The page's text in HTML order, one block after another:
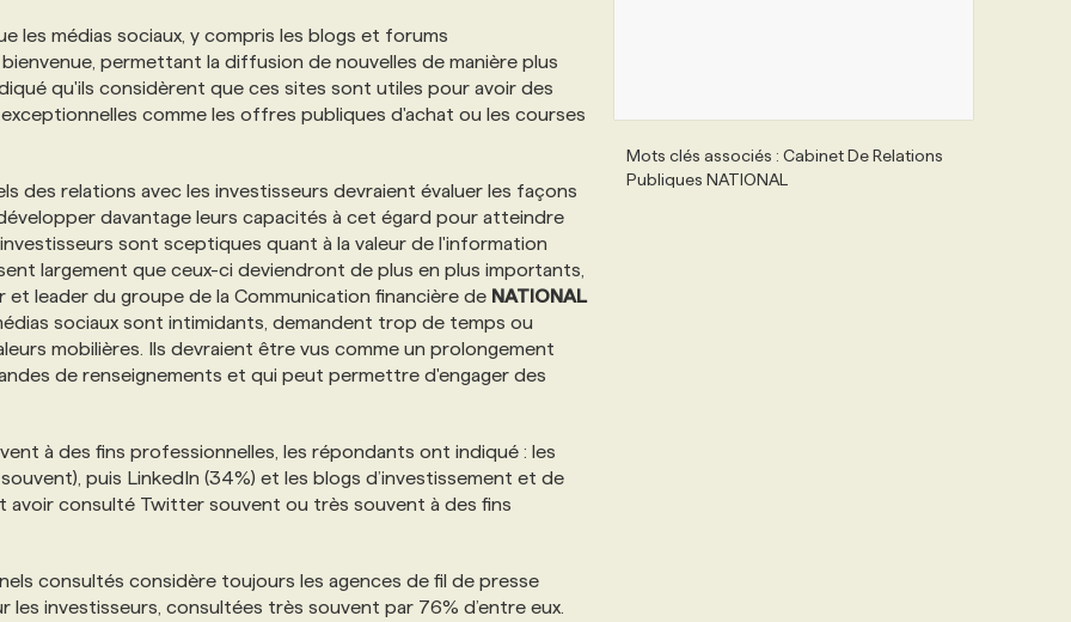
les médias sociaux, y compris les blogs et forums
permettant la diffusion de nouvelles de manière plus
qu'ils considèrent que ces sites sont utiles pour avoir des
comme les offres publiques d'achat ou les courses
des relations avec les investisseurs devraient évaluer les façons
davantage leurs capacités à cet égard pour atteindre
sont sceptiques quant à la valeur de l'information
largement que ceux-ci deviendront de plus en plus importants,
et leader du groupe de la Communication financière de NATIONAL
sociaux sont intimidants, demandent trop de temps ou
mobilières. Ils devraient être vus comme un prolongement
de renseignements et qui peut permettre d'engager des
à des fins professionnelles, les répondants ont indiqué : les
puis LinkedIn (34%) et les blogs d’investissement et de
avoir consulté Twitter souvent ou très souvent à des fins
consultés considère toujours les agences de fil de presse
investisseurs, consultées très souvent par 76% d’entre eux.
Mots clés associés : Cabinet De Relations
Publiques NATIONAL